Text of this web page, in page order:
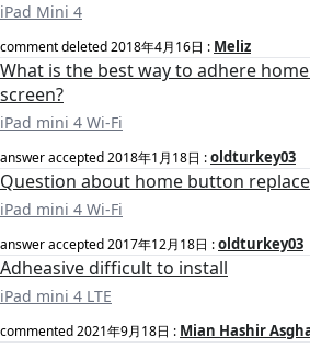
iPad Mini 4
comment deleted2018年4月16日 : Meliz
What is the best way to adhere
screen?
iPad mini 4 Wi-Fi
answer accepted2018年1月18日 :oldturkey03
Question about home button
iPad mini 4 Wi-Fi
answer accepted2017年12月18日 :oldturkey03
Adheasive difficult to install
iPad mini 4 LTE
commented2021年9月18日 : Mian Hashir